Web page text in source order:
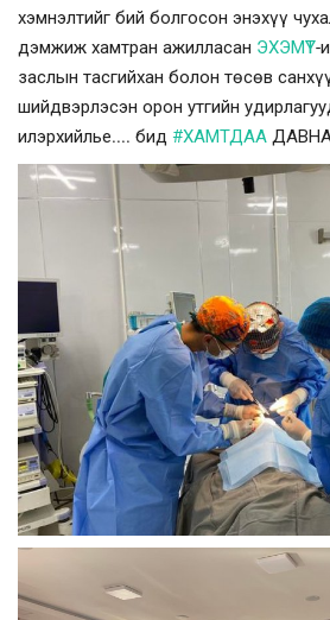
хэмнэлтийг бий болгосон энэхүү
дэмжиж хамтран ажилласан ЭХЭМҮТ-
заслын тасгийхан болон төсөв
шийдвэрлэсэн орон утгийн
илэрхийлье.... бид #ХАМТДАА